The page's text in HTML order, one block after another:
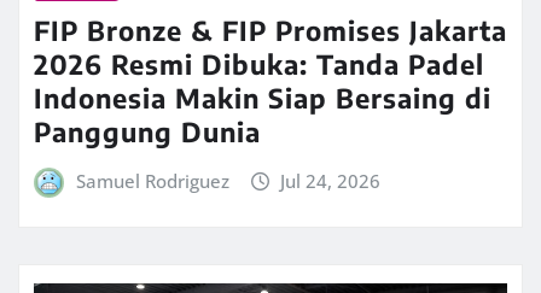
FIP Bronze & FIP Promises Jakarta
2026 Resmi Dibuka: Tanda Padel
Indonesia Makin Siap Bersaing di
Panggung Dunia
Samuel Rodriguez Jul 24, 2026